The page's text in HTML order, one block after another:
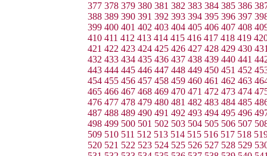
377 378 379 380 381 382 383 384 385 386
388 389 390 391 392 393 394 395 396 397
399 400 401 402 403 404 405 406 407 408
410 411 412 413 414 415 416 417 418 419
421 422 423 424 425 426 427 428 429 430
432 433 434 435 436 437 438 439 440 441
443 444 445 446 447 448 449 450 451 452
454 455 456 457 458 459 460 461 462 463
465 466 467 468 469 470 471 472 473 474
476 477 478 479 480 481 482 483 484 485
487 488 489 490 491 492 493 494 495 496
498 499 500 501 502 503 504 505 506 507
509 510 511 512 513 514 515 516 517 518
520 521 522 523 524 525 526 527 528 529